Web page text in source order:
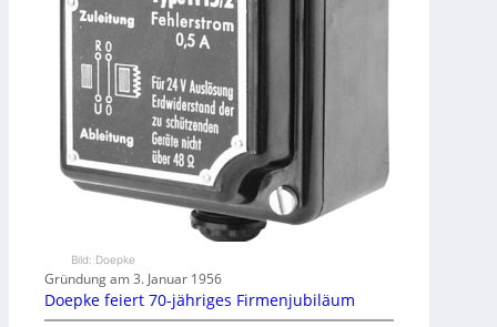
Bild: Doepke
Gründung am 3. Januar 1956
Doepke feiert 70-jähriges Firmenjubiläum